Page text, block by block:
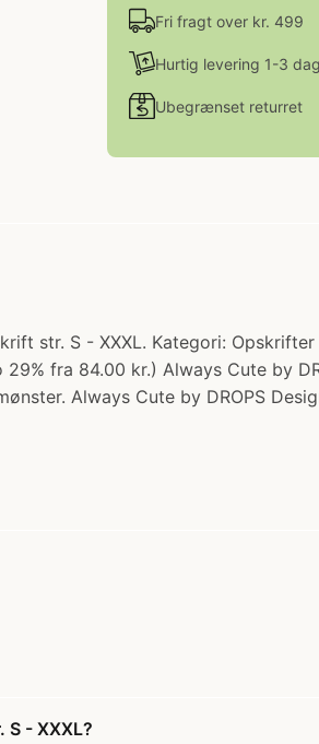
Fri fragt over kr. 499
Hurtig levering 1-3
Ubegrænset returret
str. S - XXXL. Kategori:
fra 84.00 kr.) Always Cute by
Always Cute by DROPS
- XXXL?